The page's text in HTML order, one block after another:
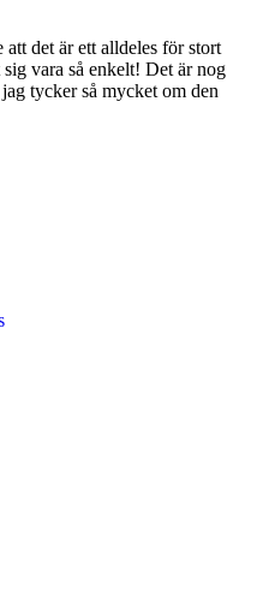
det är ett alldeles för stort
vara så enkelt! Det är nog
tycker så mycket om den